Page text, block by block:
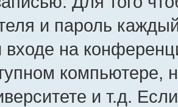
и пароль
входе на
компьютере,
и т.д.